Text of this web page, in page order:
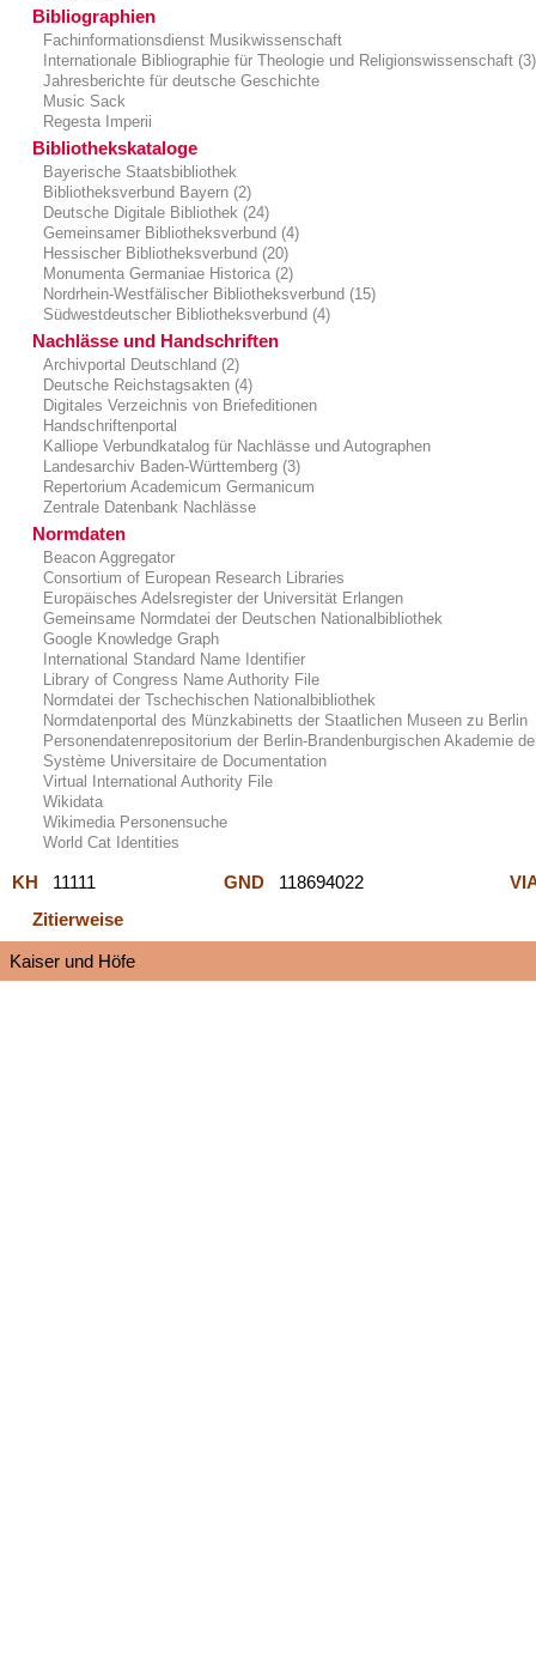
Bibliographien
Fachinformationsdienst Musikwissenschaft
Internationale Bibliographie für Theologie und Religionswissenschaft (3)
Jahresberichte für deutsche Geschichte
Music Sack
Regesta Imperii
Bibliothekskataloge
Bayerische Staatsbibliothek
Bibliotheksverbund Bayern (2)
Deutsche Digitale Bibliothek (24)
Gemeinsamer Bibliotheksverbund (4)
Hessischer Bibliotheksverbund (20)
Monumenta Germaniae Historica (2)
Nordrhein-Westfälischer Bibliotheksverbund (15)
Südwestdeutscher Bibliotheksverbund (4)
Nachlässe und Handschriften
Archivportal Deutschland (2)
Deutsche Reichstagsakten (4)
Digitales Verzeichnis von Briefeditionen
Handschriftenportal
Kalliope Verbundkatalog für Nachlässe und Autographen
Landesarchiv Baden-Württemberg (3)
Repertorium Academicum Germanicum
Zentrale Datenbank Nachlässe
Normdaten
Beacon Aggregator
Consortium of European Research Libraries
Europäisches Adelsregister der Universität Erlangen
Gemeinsame Normdatei der Deutschen Nationalbibliothek
Google Knowledge Graph
International Standard Name Identifier
Library of Congress Name Authority File
Normdatei der Tschechischen Nationalbibliothek
Normdatenportal des Münzkabinetts der Staatlichen Museen zu Berlin
Personendatenrepositorium der Berlin-Brandenburgischen Akademie
Système Universitaire de Documentation
Virtual International Authority File
Wikidata
Wikimedia Personensuche
World Cat Identities
KH 11111 GND 118694022
Zitierweise
Kaiser und Höfe